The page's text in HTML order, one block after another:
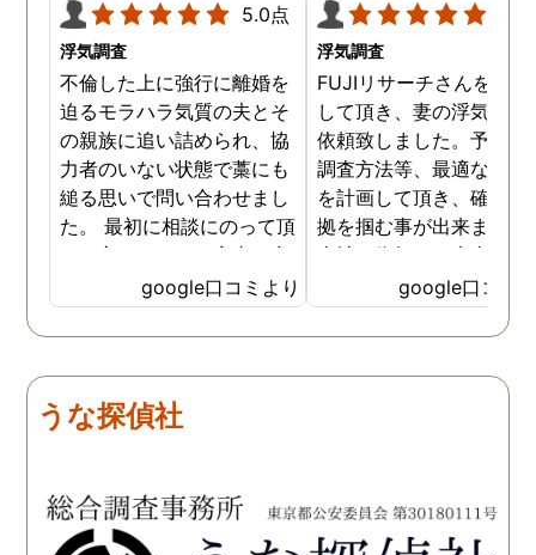
5.0点
浮気調査
不倫した上に強行に離婚を
迫るモラハラ気質の夫とそ
の親族に追い詰められ、協
力者のいない状態で藁にも
縋る思いで問い合わせまし
た。 最初に相談にのって頂
いた方も、とても率直に意
見を言っていただき、また
費用面も正直に答えていた
だき、私の望む結果を得る
言えないですが、それでも
少しでも低く抑えるアドバ
た。 調査も私の望む結果を
得るべく、尽力して頂き、
google口コミより
浮気調査
FUJIリサーチさんをご紹
して頂き、妻の浮気調査
依頼致しました。予算か
調査方法等、最適なやり
を計画して頂き、確実な
拠を掴む事が出来ました
当社に依頼して本当に良
ったと実感しております
依頼中にはいろいろな相
も聞いて頂き、救われる
謝しております。 私と
何かありましたらご相談
せて頂きたいと思います
google口コミ
うな探偵社